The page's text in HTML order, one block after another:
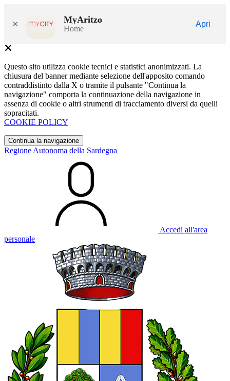
× MyAritzo
Home
Apri
Questo sito utilizza cookie tecnici e statistici anonimizzati. La
chiusura del banner mediante selezione dell'apposito comando
contraddistinto dalla X o tramite il pulsante "Continua la
navigazione" comporta la continuazione della navigazione in
assenza di cookie o altri strumenti di tracciamento diversi da quelli
sopracitati.
COOKIE POLICY
Continua la navigazione
Regione Autonoma della Sardegna
Accedi all'area
personale